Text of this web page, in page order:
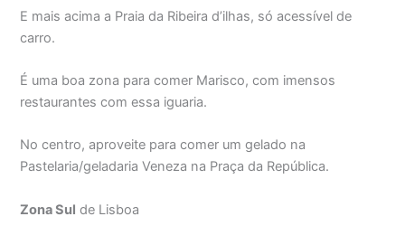
E mais acima a Praia da Ribeira d’ilhas, só acessível de
carro.
É uma boa zona para comer Marisco, com imensos
restaurantes com essa iguaria.
No centro, aproveite para comer um gelado na
Pastelaria/geladaria Veneza na Praça da República.
Zona Sul de Lisboa